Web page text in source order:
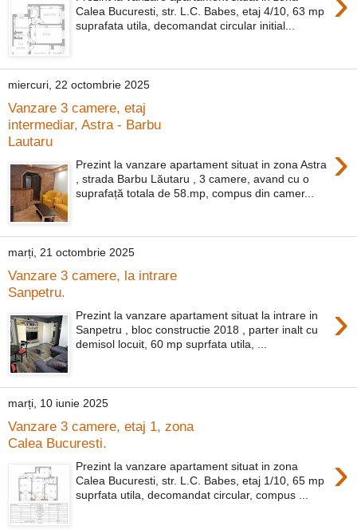
Calea Bucuresti, str. L.C. Babes, etaj 4/10, 63 mp
suprafata utila, decomandat circular initial...
miercuri, 22 octombrie 2025
Vanzare 3 camere, etaj
intermediar, Astra - Barbu
Lautaru
›
Prezint la vanzare apartament situat in zona Astra
, strada Barbu Lăutaru , 3 camere, avand cu o
suprafață totala de 58.mp, compus din camer...
marți, 21 octombrie 2025
Vanzare 3 camere, la intrare
Sanpetru.
›
Prezint la vanzare apartament situat la intrare in
Sanpetru , bloc constructie 2018 , parter inalt cu
demisol locuit, 60 mp suprfata utila, ...
marți, 10 iunie 2025
Vanzare 3 camere, etaj 1, zona
Calea Bucuresti.
›
Prezint la vanzare apartament situat in zona
Calea Bucuresti, str. L.C. Babes, etaj 1/10, 65 mp
suprfata utila, decomandat circular, compus ...